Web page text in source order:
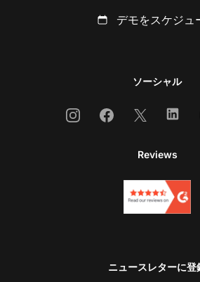
デモをスケジュ
ソーシャル
InstagramFacebook
X
Reviews
ニュースレターに登